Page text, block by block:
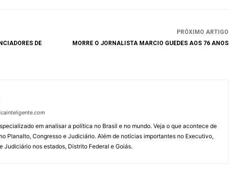
DE
PRÓXIMO ARTIGO
MORRE O JORNALISTA MARCIO GUEDES AOS 76 ANOS
em analisar a política no Brasil e no mundo. Veja o que acontece de
Planalto, Congresso e Judiciário. Além de notícias importantes no Executivo,
Judiciário nos estados, Distrito Federal e Goiás.